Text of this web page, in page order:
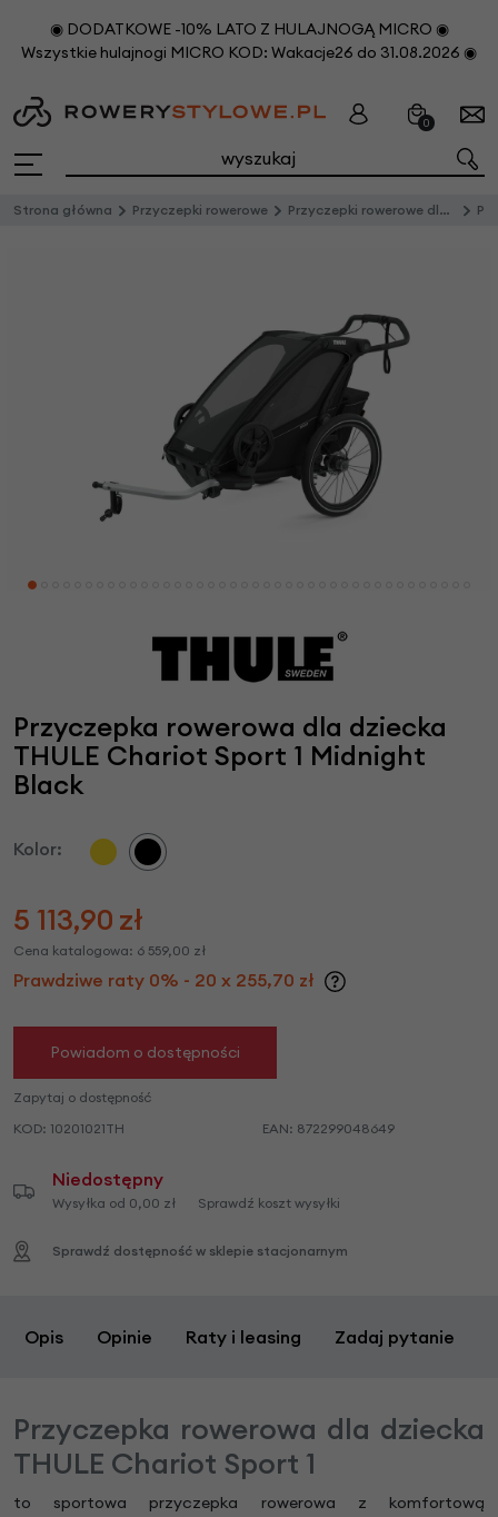
◉ DODATKOWE -10% LATO Z HULAJNOGĄ MICRO ◉
Wszystkie hulajnogi MICRO KOD: Wakacje26 do 31.08.2026 ◉
0
Strona główna Przyczepki rowerowe Przyczepki rowerowe dla dzieci
Przyczepka rowerowa dla dziecka
THULE Chariot Sport 1 Midnight
Black
Kolor:
5 113,90 zł
Cena katalogowa: 6 559,00 zł
Prawdziwe raty 0% - 20 x 255,70 zł
Powiadom o dostępności
Zapytaj o dostępność
KOD: 10201021TH EAN: 872299048649
Niedostępny
Wysyłka od 0,00 zł Sprawdź koszt wysyłki
Sprawdź dostępność w sklepie stacjonarnym
Opis Opinie Raty i leasing Zadaj pytanie
Przyczepka rowerowa dla dziecka
THULE Chariot Sport 1
to sportowa przyczepka rowerowa z komfortową